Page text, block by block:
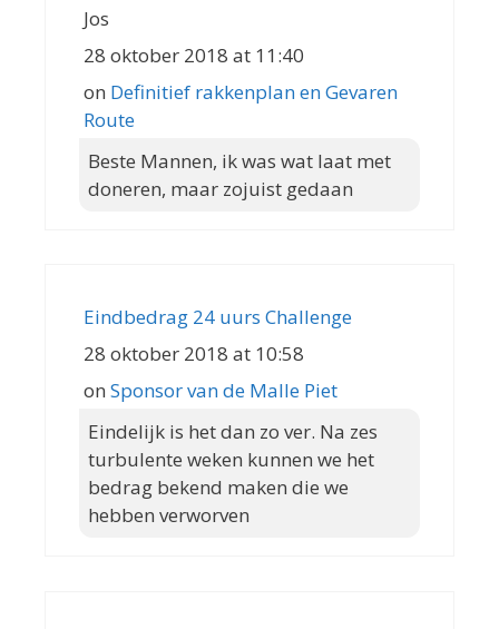
Jos
28 oktober 2018 at 11:40
on Definitief rakkenplan en Gevaren
Route
Beste Mannen, ik was wat laat met
doneren, maar zojuist gedaan
Eindbedrag 24 uurs Challenge
28 oktober 2018 at 10:58
on Sponsor van de Malle Piet
Eindelijk is het dan zo ver. Na zes
turbulente weken kunnen we het
bedrag bekend maken die we
hebben verworven